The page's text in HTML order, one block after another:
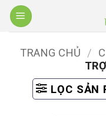
Bỏ
qua
TRANG CHỦ /
LỌC SẢN